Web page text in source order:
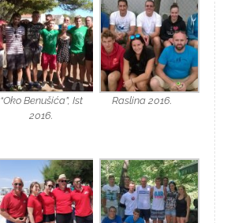
“Oko Benušića”, Ist
2016.
Raslina 2016.